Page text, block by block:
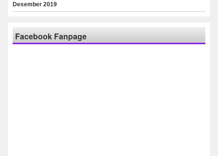
Desember 2019
Facebook Fanpage